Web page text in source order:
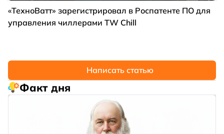
«ТехноВатт» зарегистрировал в Роспатенте ПО для
управления чиллерами TW Chill
Написать статью
Факт дня